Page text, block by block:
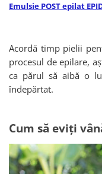
Emulsie POST epilat
Acordă timp pielii
procesul de epilare,
ca părul să aibă o
îndepărtat.
Cum să eviți